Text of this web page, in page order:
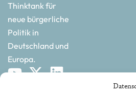
Thinktank für
neue bürgerliche
Politik in
Deutschland und
Europa.